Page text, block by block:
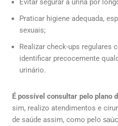
Praticar higiene adequada,
sexuais;
Realizar check-ups regulares
identificar precocemente
urinário.
É possível consultar pelo plano
sim, realizo atendimentos e
de saúde assim, como pelo